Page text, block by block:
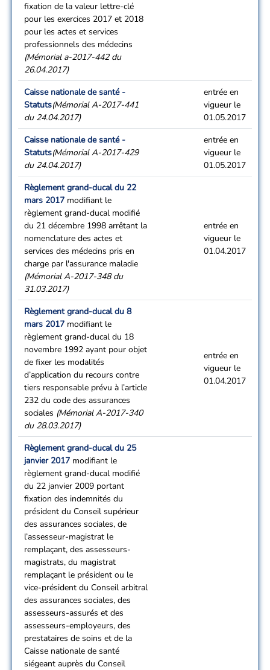
fixation de la valeur lettre-clé
pour les exercices 2017 et 2018
pour les actes et services
professionnels des médecins
(Mémorial a-2017-442 du
26.04.2017)
Caisse nationale de santé -
Statuts(Mémorial A-2017-441
du 24.04.2017)
entrée en
vigueur le
01.05.2017
Caisse nationale de santé -
Statuts(Mémorial A-2017-429
du 24.04.2017)
entrée en
vigueur le
01.05.2017
Règlement grand-ducal du 22
mars 2017 modifiant le
règlement grand-ducal modifié
du 21 décembre 1998 arrêtant la
nomenclature des actes et
services des médecins pris en
charge par l'assurance maladie
(Mémorial A-2017-348 du
31.03.2017)
entrée en
vigueur le
01.04.2017
Règlement grand-ducal du 8
mars 2017 modifiant le
règlement grand-ducal du 18
novembre 1992 ayant pour objet
de fixer les modalités
d’application du recours contre
tiers responsable prévu à l’article
232 du code des assurances
sociales (Mémorial A-2017-340
du 28.03.2017)
entrée en
vigueur le
01.04.2017
Règlement grand-ducal du 25
janvier 2017 modifiant le
règlement grand-ducal modifié
du 22 janvier 2009 portant
fixation des indemnités du
président du Conseil supérieur
des assurances sociales, de
l’assesseur-magistrat le
remplaçant, des assesseurs-
magistrats, du magistrat
remplaçant le président ou le
vice-président du Conseil arbitral
des assurances sociales, des
assesseurs-assurés et des
assesseurs-employeurs, des
prestataires de soins et de la
Caisse nationale de santé
siégeant auprès du Conseil